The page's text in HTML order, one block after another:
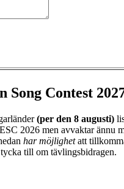
Song Contest
(per den 8 augusti)
2026 men avvaktar ännu
har möjlighetatt
till om tävlingsbidragen.